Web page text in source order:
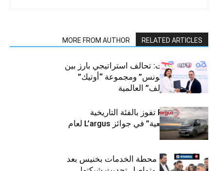
RELATED ARTICLES
MORE FROM AUTHOR
قطاع السيارات: تحالف استراتيجي بارز بين
“توتال إنرجيز تونس” ومجموعة “أوتيك”
لتوزيع زيوت “إلف” العالمية
كيا PV5 Cargo تفوز بالفئة التاريخية
“للمركبات النفعية” في جوائز L’argus لعام
2026
ستارأويل تفتتح محطة الخدمات بخنيس بعد